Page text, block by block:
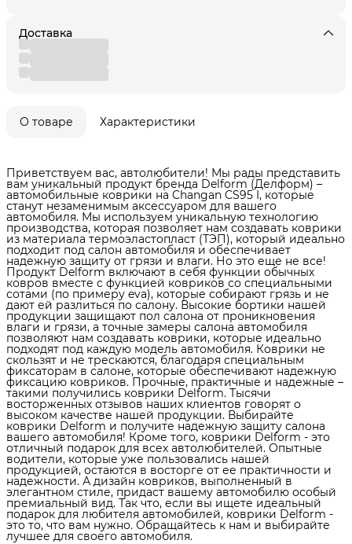
Доставка
О товаре Характеристики
Приветствуем вас, автолюбители! Мы рады представить
вам уникальный продукт бренда Delform (Делформ) –
автомобильные коврики на Changan CS95 I, которые
станут незаменимым аксессуаром для вашего
автомобиля. Мы используем уникальную технологию
производства, которая позволяет нам создавать коврики
из материала термоэластопласт (ТЭП), который идеально
подходит под салон автомобиля и обеспечивает
надежную защиту от грязи и влаги. Но это еще не все!
Продукт Delform включают в себя функции обычных
ковров вместе с функцией ковриков со специальными
сотами (по примеру eva), которые собирают грязь и не
дают ей разлиться по салону. Высокие бортики нашей
продукции защищают пол салона от проникновения
влаги и грязи, а точные замеры салона автомобиля
позволяют нам создавать коврики, которые идеально
подходят под каждую модель автомобиля. Коврики не
скользят и не трескаются, благодаря специальным
фиксаторам в салоне, которые обеспечивают надежную
фиксацию ковриков. Прочные, практичные и надежные –
такими получились коврики Delform. Тысячи
восторженных отзывов наших клиентов говорят о
высоком качестве нашей продукции. Выбирайте
коврики Delform и получите надежную защиту салона
вашего автомобиля! Кроме того, коврики Delform - это
отличный подарок для всех автолюбителей. Опытные
водители, которые уже пользовались нашей
продукцией, остаются в восторге от ее практичности и
надежности. А дизайн ковриков, выполненный в
элегантном стиле, придаст вашему автомобилю особый
премиальный вид. Так что, если вы ищете идеальный
подарок для любителя автомобилей, коврики Delform -
это то, что вам нужно. Обращайтесь к нам и выбирайте
лучшее для своего автомобиля.